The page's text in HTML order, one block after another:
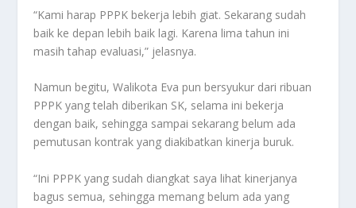
“Kami harap PPPK bekerja lebih giat. Sekarang sudah
baik ke depan lebih baik lagi. Karena lima tahun ini
masih tahap evaluasi,” jelasnya.
Namun begitu, Walikota Eva pun bersyukur dari ribuan
PPPK yang telah diberikan SK, selama ini bekerja
dengan baik, sehingga sampai sekarang belum ada
pemutusan kontrak yang diakibatkan kinerja buruk.
“Ini PPPK yang sudah diangkat saya lihat kinerjanya
bagus semua, sehingga memang belum ada yang